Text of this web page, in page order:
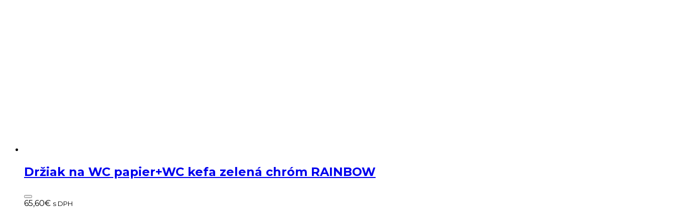
Držiak na WC papier+WC kefa zelená chróm RAINBOW
65,60€ s DPH